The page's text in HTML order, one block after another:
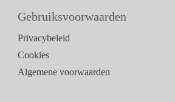
Gebruiksvoorwaarden
Privacybeleid
Cookies
Algemene voorwaarden